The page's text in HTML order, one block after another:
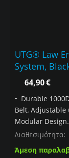
UTG® Law
System,
64,90€
• Durable
Belt, Adjustable
Modular
Διαθεσιμότητα:
Άμεση